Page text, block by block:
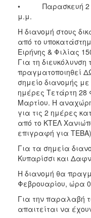
ΠΟΛΙΤΙΣΜΟΣ
ΑΝΘΕΚΤΙΚΗ
ΠΟΛΗ
• Παρασκευή 2
μ.μ.
Η διανομή στους
από το
Ειρήνης & Φιλίας
Για τη διευκόλυνση
πραγματοποιηθεί
σημείο διανομής
ημέρες Τετάρτη 28
Μαρτίου. Η
για τις 2 ημέρες
από το ΚΤΕΛ
επιγραφή για
Για τα σημεία
Κυπαρίσσι και
H διανομή θα
Φεβρουαρίου, ώρα
Για την παραλαβή
απαιτείται να